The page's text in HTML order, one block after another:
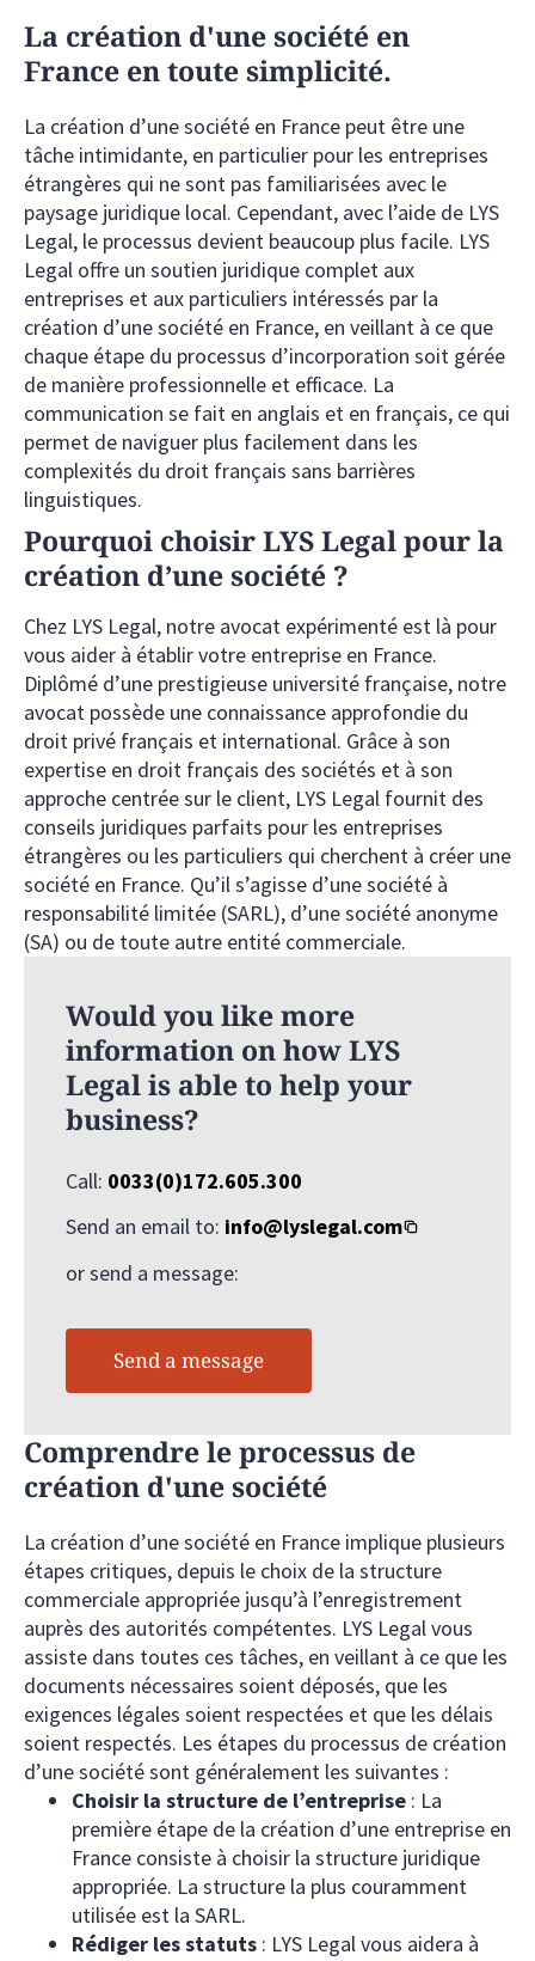
La création d'une société en
France en toute simplicité.
La création d’une société en France peut être une
tâche intimidante, en particulier pour les entreprises
étrangères qui ne sont pas familiarisées avec le
paysage juridique local. Cependant, avec l’aide de LYS
Legal, le processus devient beaucoup plus facile. LYS
Legal offre un soutien juridique complet aux
entreprises et aux particuliers intéressés par la
création d’une société en France, en veillant à ce que
chaque étape du processus d’incorporation soit gérée
de manière professionnelle et efficace. La
communication se fait en anglais et en français, ce qui
permet de naviguer plus facilement dans les
complexités du droit français sans barrières
linguistiques.
Pourquoi choisir LYS Legal pour la
création d’une société ?
Chez LYS Legal, notre avocat expérimenté est là pour
vous aider à établir votre entreprise en France.
Diplômé d’une prestigieuse université française, notre
avocat possède une connaissance approfondie du
droit privé français et international. Grâce à son
expertise en droit français des sociétés et à son
approche centrée sur le client, LYS Legal fournit des
conseils juridiques parfaits pour les entreprises
étrangères ou les particuliers qui cherchent à créer une
société en France. Qu’il s’agisse d’une société à
responsabilité limitée (SARL), d’une société anonyme
(SA) ou de toute autre entité commerciale.
Would you like more
information on how LYS
Legal is able to help your
business?
Call: 0033(0)172.605.300
Send an email to: info@lyslegal.com
or send a message:
Send a message
Comprendre le processus de
création d'une société
La création d’une société en France implique plusieurs
étapes critiques, depuis le choix de la structure
commerciale appropriée jusqu’à l’enregistrement
auprès des autorités compétentes. LYS Legal vous
assiste dans toutes ces tâches, en veillant à ce que les
documents nécessaires soient déposés, que les
exigences légales soient respectées et que les délais
soient respectés. Les étapes du processus de création
d’une société sont généralement les suivantes :
Choisir la structure de l’entreprise : La
première étape de la création d’une entreprise en
France consiste à choisir la structure juridique
appropriée. La structure la plus couramment
utilisée est la SARL.
Rédiger les statuts : LYS Legal vous aidera à